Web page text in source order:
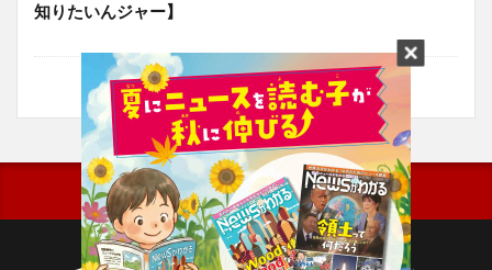
知りたいんジャー】